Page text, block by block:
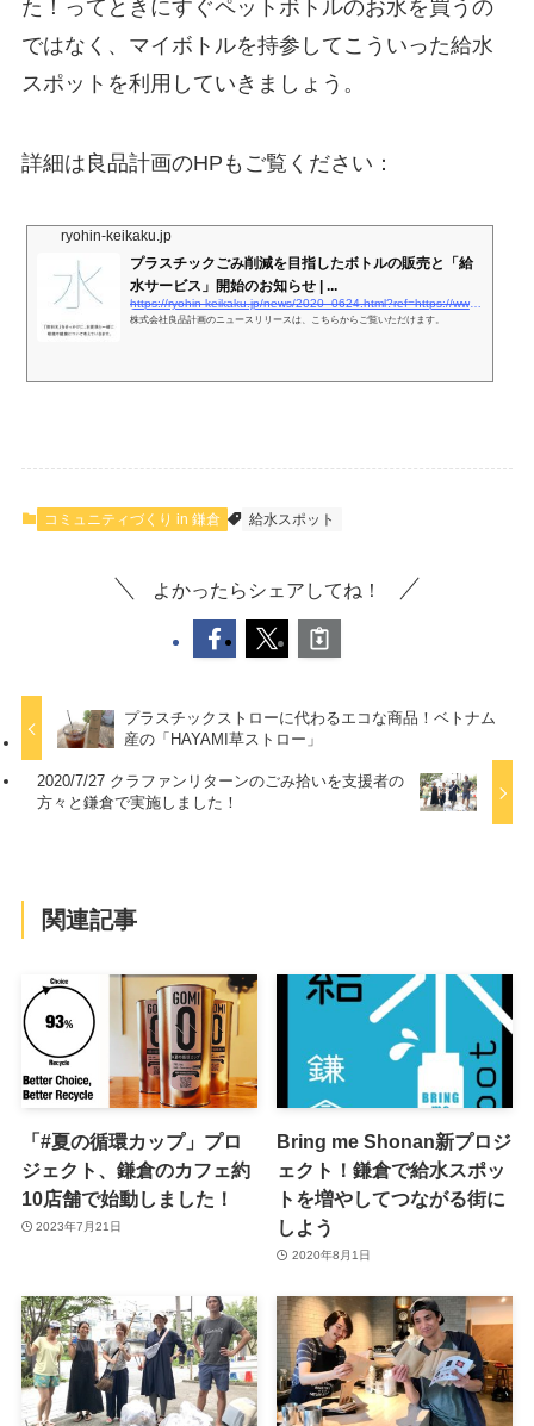
た！ってときにすぐペットボトルのお水を買うの
ではなく、マイボトルを持参してこういった給水
スポットを利用していきましょう。
詳細は良品計画のHPもご覧ください：
ryohin-keikaku.jp
プラスチックごみ削減を目指したボトルの販売と「給
水サービス」開始のお知らせ | ...
https://ryohin-keikaku.jp/news/2020_0624.html?ref=https://www.muji.com/jp/news/
株式会社良品計画のニュースリリースは、こちらからご覧いただけます。
コミュニティづくり in 鎌倉 給水スポット
よかったらシェアしてね！
プラスチックストローに代わるエコな商品！ベトナム
産の「HAYAMI草ストロー」
2020/7/27 クラファンリターンのごみ拾いを支援者の
方々と鎌倉で実施しました！
関連記事
「#夏の循環カップ」プロ
ジェクト、鎌倉のカフェ約
10店舗で始動しました！
2023年7月21日
Bring me Shonan新プロジ
ェクト！鎌倉で給水スポッ
トを増やしてつながる街に
しよう
2020年8月1日